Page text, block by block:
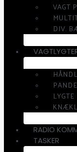
VAGT
DIV.
RADIO
TASKER